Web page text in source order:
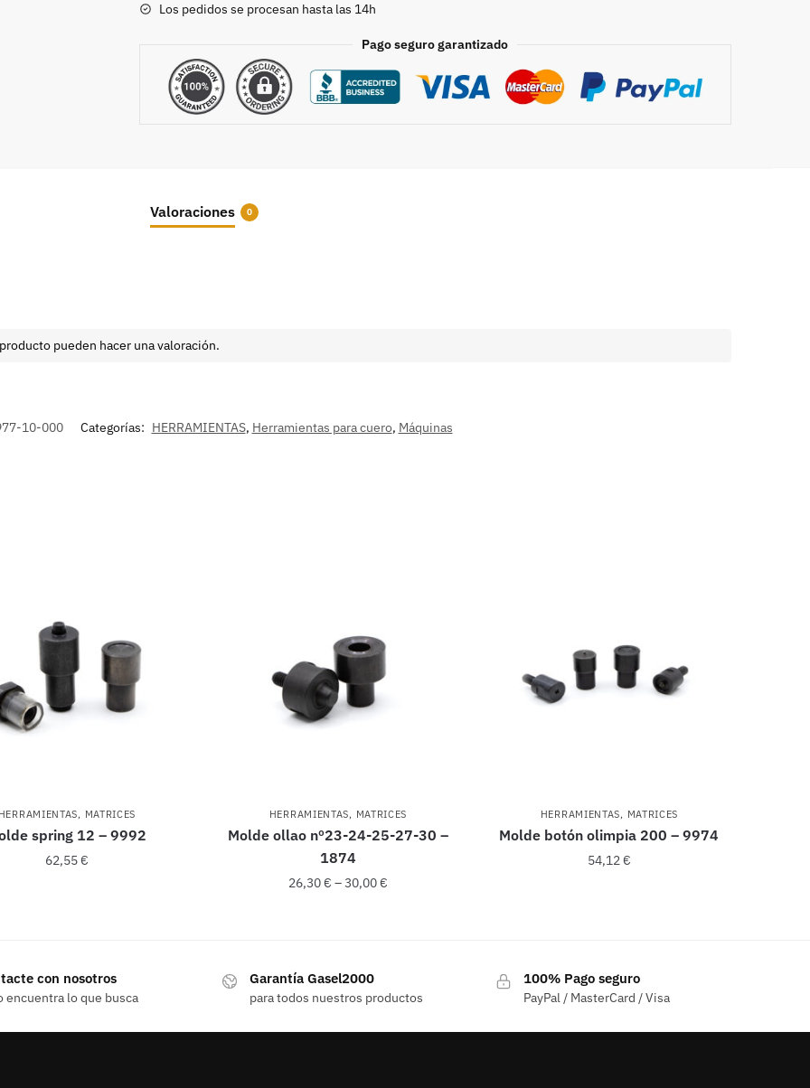
Los pedidos se procesan hasta las 14h
Pago seguro garantizado
Valoraciones 0
pueden hacer una valoración.
10-000 Categorías: HERRAMIENTAS, Herramientas para cuero, Máquinas
HERRAMIENTAS, MATRICES
spring 12 – 9992
62,55€
HERRAMIENTAS, MATRICES
Molde ollao nº23-24-25-27-30 –
1874
26,30€ –30,00€
producto
tiene
HERRAMIENTAS, MATRICES
Molde botón olimpia 200 – 9974
54,12€
con nosotros
encuentra lo que busca
Garantía Gasel2000
para todos nuestros productos
100% Pago seguro
PayPal / MasterCard / Visa